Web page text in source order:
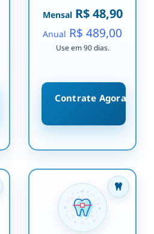
MensalR$ 48,90
Anual R$ 489,00
Use em 90 dias.
Contrate Agora